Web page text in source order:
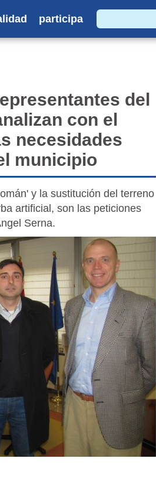
participa
Buscar
del
con el
necesidades
municipio
y la sustitución del terreno
artificial, son las peticiones
Serna.